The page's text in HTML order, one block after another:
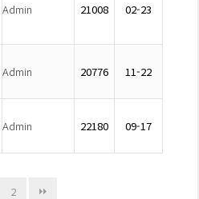
Admin 21008 02-23
Admin 20776 11-22
Admin 22180 09-17
2